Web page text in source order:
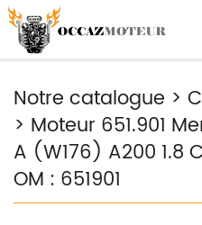
Notre catalogue >
> Moteur 651.901
A (W176) A200 1.8
OM : 651901